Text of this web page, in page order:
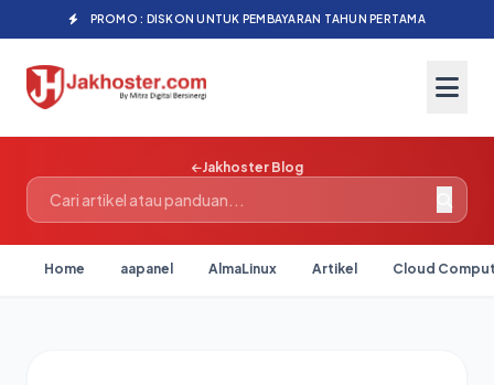
PROMO : DISKON UNTUK PEMBAYARAN TAHUN PERTAMA
Jakhoster Blog
Home aapanel AlmaLinux Artikel Cloud